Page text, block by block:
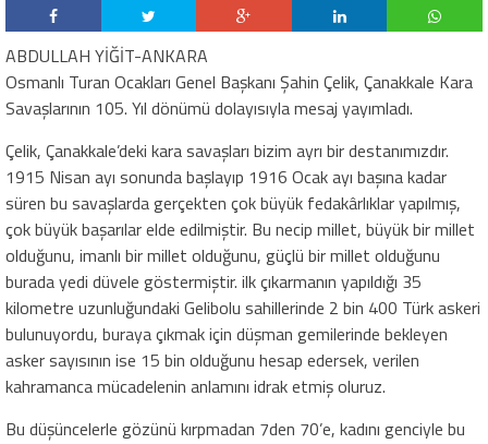
ABDULLAH YİĞİT-ANKARA
Osmanlı Turan Ocakları Genel Başkanı Şahin Çelik, Çanakkale Kara
Savaşlarının 105. Yıl dönümü dolayısıyla mesaj yayımladı.
Çelik, Çanakkale’deki kara savaşları bizim ayrı bir destanımızdır.
1915 Nisan ayı sonunda başlayıp 1916 Ocak ayı başına kadar
süren bu savaşlarda gerçekten çok büyük fedakârlıklar yapılmış,
çok büyük başarılar elde edilmiştir. Bu necip millet, büyük bir millet
olduğunu, imanlı bir millet olduğunu, güçlü bir millet olduğunu
burada yedi düvele göstermiştir. ilk çıkarmanın yapıldığı 35
kilometre uzunluğundaki Gelibolu sahillerinde 2 bin 400 Türk askeri
bulunuyordu, buraya çıkmak için düşman gemilerinde bekleyen
asker sayısının ise 15 bin olduğunu hesap edersek, verilen
kahramanca mücadelenin anlamını idrak etmiş oluruz.
Bu düşüncelerle gözünü kırpmadan 7den 70’e, kadını genciyle bu